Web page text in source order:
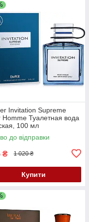
Invitation Supreme
Homme Туалетная вода
100 мл
до відправки
₴ 1 020 ₴
Купити